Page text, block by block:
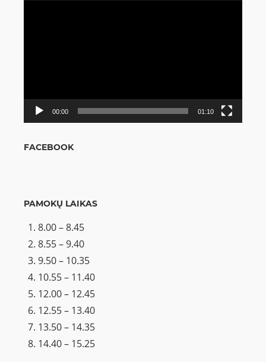
00:00 01:10
FACEBOOK
PAMOKŲ LAIKAS
8.00 – 8.45
8.55 – 9.40
9.50 – 10.35
10.55 – 11.40
12.00 – 12.45
12.55 – 13.40
13.50 – 14.35
14.40 – 15.25